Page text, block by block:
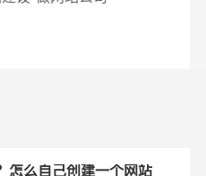
怎么自己创建一个网站